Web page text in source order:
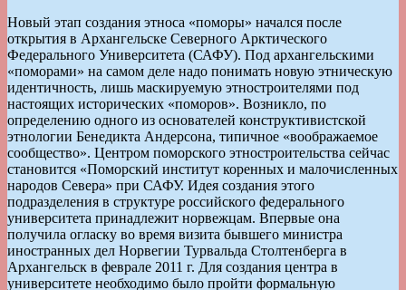
Новый этап создания этноса «поморы» начался после
открытия в Архангельске Северного Арктического
Федерального Университета (САФУ). Под архангельскими
«поморами» на самом деле надо понимать новую этническую
идентичность, лишь маскируемую этностроителями под
настоящих исторических «поморов». Возникло, по
определению одного из основателей конструктивистской
этнологии Бенедикта Андерсона, типичное «воображаемое
сообщество». Центром поморского этностроительства сейчас
становится «Поморский институт коренных и малочисленных
народов Севера» при САФУ. Идея создания этого
подразделения в структуре российского федерального
университета принадлежит норвежцам. Впервые она
получила огласку во время визита бывшего министра
иностранных дел Норвегии Турвальда Столтенберга в
Архангельск в феврале 2011 г. Для создания центра в
университете необходимо было пройти формальную